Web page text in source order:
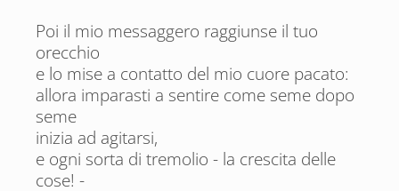
Poi il mio messaggero raggiunse il tuo
orecchio
e lo mise a contatto del mio cuore pacato:
allora imparasti a sentire come seme dopo
seme
inizia ad agitarsi,
e ogni sorta di tremolio - la crescita delle
cose! -